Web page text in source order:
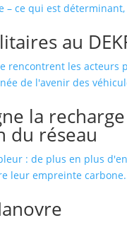
ce qui est déterminant,
au
rencontrent les acteurs
de l'avenir des
la
du réseau
: de plus en plus
leur empreinte